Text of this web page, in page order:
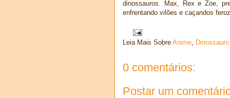
dinossauros. Max, Rex e Zoe,
enfrentando vilões e caçandos
Leia Mais Sobre Anime,
0 comentários:
Postar um